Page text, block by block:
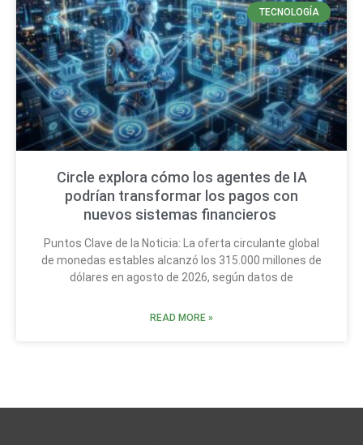
TECNOLOGÍA
Circle explora cómo los agentes de IA
podrían transformar los pagos con
nuevos sistemas financieros
Puntos Clave de la Noticia: La oferta circulante global
de monedas estables alcanzó los 315.000 millones de
dólares en agosto de 2026, según datos de
READ MORE »